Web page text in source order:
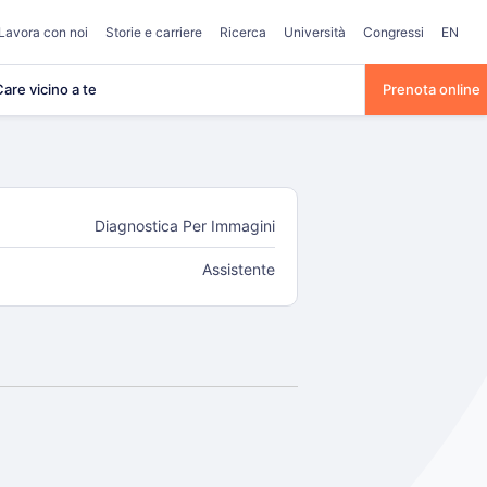
con noi Storie e carriere Ricerca Università Congressi EN
vicino a te Prenota online
Diagnostica Per Immagini
Assistente